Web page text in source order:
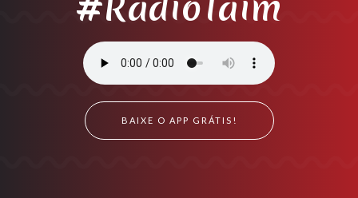
BAIXE O APP GRÁTIS!